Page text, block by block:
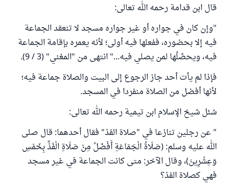
قال ابن قدامة رحمه الله تعالى:
"وإن كان في جواره أو غير جواره مسجد لا تنعقد الجماعة
فيه إلا بحضوره، ففعلها فيه أولى؛ لأنه يعمره بإقامة الجماعة
فيه، ويحصِّلُها لمن يصلي فيه..." انتهى من "المغني" (3 / 9).
فإذا لم يأت أحد جاز الرجوع إلى البيت والصلاة جماعة فيه؛
لأنها أفضل من الصلاة منفردا في المسجد.
سُئل شيخ الإسلام ابن تيمية رحمه الله تعالى:
" عن رجلين تنازعا في "صلاة الفذ" فقال أحدهما: قال صلى
الله عليه وسلم: (صَلَاةُ الْجَمَاعَةِ أَفْضَلُ مِنْ صَلَاةِ الْفَذِّ بِخَمْسِ
وَعِشْرِينَ)، وقال الآخر: متى كانت الجماعة في غير مسجد
فهي كصلاة الفذ؟